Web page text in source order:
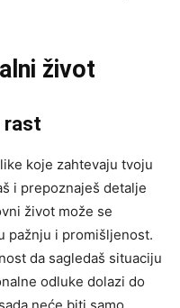
život
rast
koje zahtevaju tvoju
i prepoznaješ detalje
život može se
pažnju i promišljenost.
da sagledaš situaciju
odluke dolazi do